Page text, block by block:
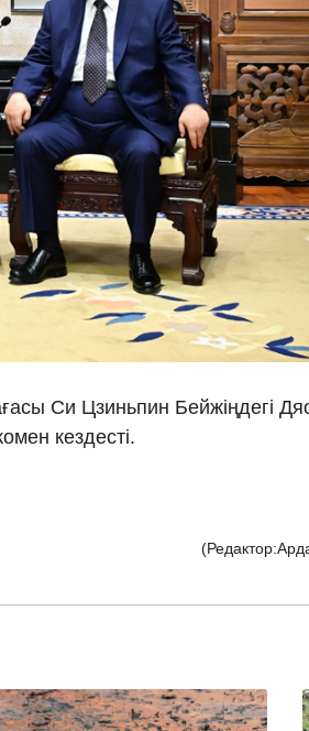
Kiswahili
Italiano
Қазақ тілі
ภาษาไทย
Bahasa Melayu
Ελληνικά
Tiếng Việt
Си Цзиньпин Бейжіңдегі
кездесті.